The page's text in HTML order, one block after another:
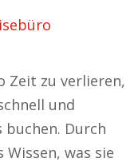
Zeit zu verlieren,
und
buchen. Durch
was sie